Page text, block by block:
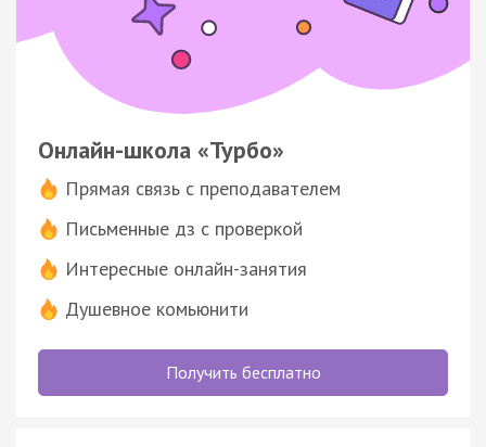
Онлайн-школа «Турбо»
Прямая связь с преподавателем
Письменные дз с проверкой
Интересные онлайн-занятия
Душевное комьюнити
Получить бесплатно